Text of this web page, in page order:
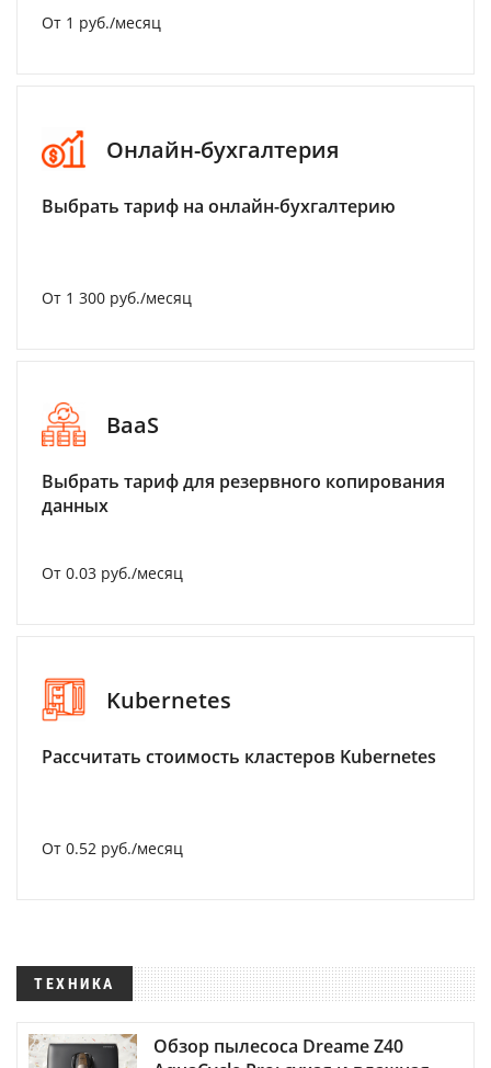
От 1 руб./месяц
Онлайн-бухгалтерия
Выбрать тариф на онлайн-бухгалтерию
От 1 300 руб./месяц
BaaS
Выбрать тариф для резервного копирования
данных
От 0.03 руб./месяц
Kubernetes
Рассчитать стоимость кластеров Kubernetes
От 0.52 руб./месяц
ТЕХНИКА
Обзор пылесоса Dreame Z40